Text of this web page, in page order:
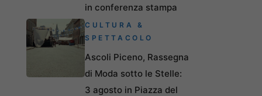
in conferenza stampa
CULTURA &
SPETTACOLO
Ascoli Piceno, Rassegna
di Moda sotto le Stelle:
3 agosto in Piazza del